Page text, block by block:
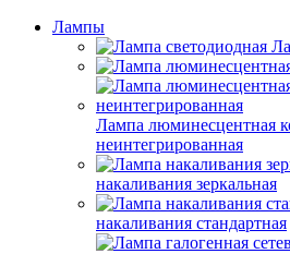
Лампы
Лампа люминесцентная
неинтегрированная
накаливания зеркальная
накаливания стандартная